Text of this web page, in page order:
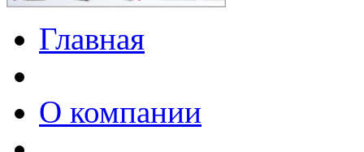
Главная
О компании